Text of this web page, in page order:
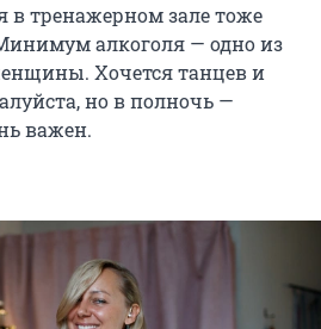
в тренажерном зале тоже
алкоголя — одно из
Хочется танцев и
но в полночь —
важен.